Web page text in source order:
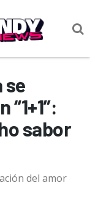
se
sabor
del amor